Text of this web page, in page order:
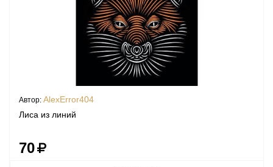
Автор: AlexError404
Лиса из линий
70